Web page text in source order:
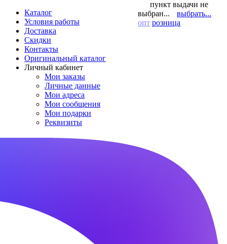
Каталог
Условия работы
Доставка
Скидки
Контакты
Оригинальный каталог
Личный кабинет
Мои заказы
Личные данные
Мои адреса
Мои сообщения
Мои подарки
Реквизиты
пункт выдачи не
выбран...
выбрать...
опт розница